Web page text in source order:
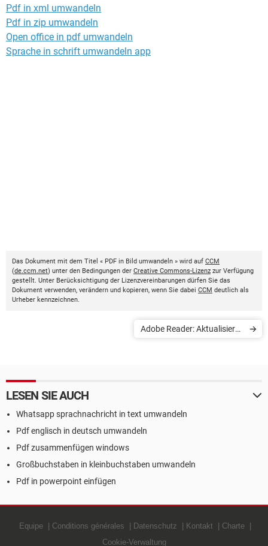
Pdf in xml umwandeln
Pdf in zip umwandeln
Open office in pdf umwandeln
Sprache in schrift umwandeln app
Das Dokument mit dem Titel « PDF in Bild umwandeln » wird auf CCM
(de.ccm.net) unter den Bedingungen der Creative Commons-Lizenz zur Verfügung
gestellt. Unter Berücksichtigung der Lizenzvereinbarungen dürfen Sie das
Dokument verwenden, verändern und kopieren, wenn Sie dabei CCM deutlich als
Urheber kennzeichnen.
Adobe Reader: Aktualisieren
LESEN SIE AUCH
Whatsapp sprachnachricht in text umwandeln
Pdf englisch in deutsch umwandeln
Pdf zusammenfügen windows
Großbuchstaben in kleinbuchstaben umwandeln
Pdf in powerpoint einfügen
Equipe Conditions générales Datenschutz Kontakt
Charte
Cookie-Verwaltung